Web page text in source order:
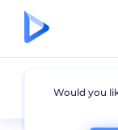
Cinéma
Would you